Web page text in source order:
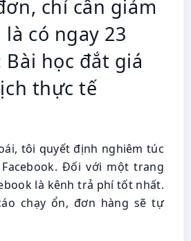
chỉ cần giảm
có ngay 23
học đắt giá
thực tế
tôi quyết định nghiêm túc
Đối với một trang
là kênh trả phí tốt nhất.
chạy ổn, đơn hàng sẽ tự